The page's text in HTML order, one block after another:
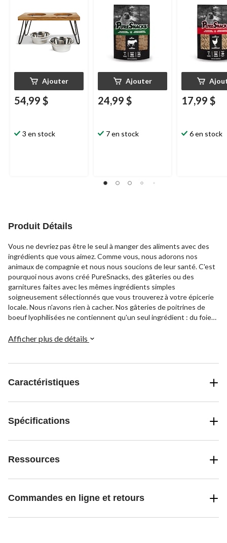
Ajouter
54,99 $
3 en stock
Ajouter
24,99 $
7 en stock
17,99 $
6 en stock
Produit Détails
Vous ne devriez pas être le seul à manger des aliments avec des
ingrédients que vous aimez. Comme vous, nous adorons nos
animaux de compagnie et nous nous soucions de leur santé. C'est
pourquoi nous avons créé PureSnacks, des gâteries ou des
garnitures faites avec les mêmes ingrédients simples
soigneusement sélectionnés que vous trouverez à votre épicerie
locale. Nous n'avons rien à cacher. Nos gâteries de poitrines de
boeuf lyophilisées ne contiennent qu'un seul ingrédient : du foie
prenons du foie de boeuf CRU et le lyophilisons doucement
créée en 2005, qui traite et nourrit des millions de chiens et de
chats chaque année.
Afficher plus de détails
Caractéristiques
Spécifications
Ressources
Commandes en ligne et retours